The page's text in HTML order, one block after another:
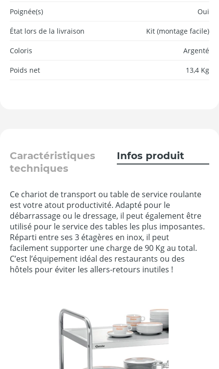
Poignée(s) Oui
État lors de la livraison Kit (montage facile)
Coloris Argenté
Poids net 13,4 Kg
Caractéristiques
techniques
Infos produit
Ce chariot de transport ou table de service roulante
est votre atout productivité. Adapté pour le
débarrassage ou le dressage, il peut également être
utilisé pour le service des tables les plus imposantes.
Réparti entre ses 3 étagères en inox, il peut
facilement supporter une charge de 90 Kg au total.
C’est l’équipement idéal des restaurants ou des
hôtels pour éviter les allers-retours inutiles !